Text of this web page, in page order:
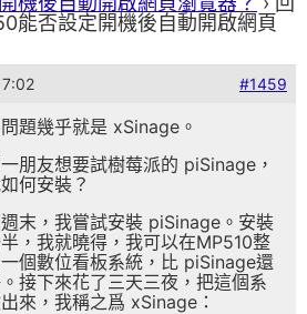
能否設定開機後自動開啟網頁
7:02 #1459
題幾乎就是 xSinage。
朋友想要試樹莓派的 piSinage，
何安裝？
末，我嘗試安裝 piSinage。安裝
，我就曉得，我可以在MP510整
個數位看板系統，比 piSinage還
接下來花了三天三夜，把這個系
來，我稱之爲 xSinage：